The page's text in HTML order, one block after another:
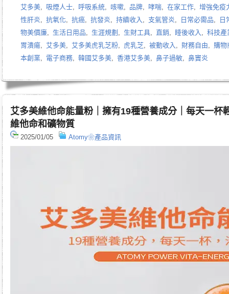
艾多美, 吸煙人士, 呼吸系統, 咳嗽, 品牌, 哮喘, 在家工作, 增強免疫
性肝炎, 抗氧化, 抗癌, 抗發炎, 持續收入 , 支氣管炎, 日常必需品,
日
物美價廉, 生活日用品, 生涯規劃 , 生財工具, 直銷, 睡後收入 , 科技產
胃潰瘍, 艾多美, 艾多美虎乳芝粉, 虎乳芝, 被動收入 , 財務自由, 購物
本創業, 電子商務, 韓國艾多美, 香港艾多美, 鼻子過敏, 鼻竇炎
艾多美維他命能量粉｜擁有19種營養成分｜每天一杯
維他命和礦物質
2025/01/05 Atomy❀產品資訊